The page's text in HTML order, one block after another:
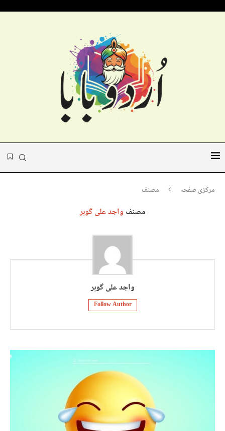
مرکزی صفحہ مصنف
مصنف واجد علی گوہر
واجد علی گوہر
Follow Author